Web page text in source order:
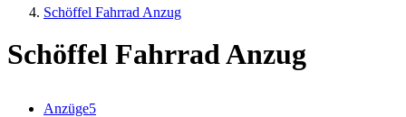
Schöffel Fahrrad Anzug
Schöffel Fahrrad Anzug
Anzüge5